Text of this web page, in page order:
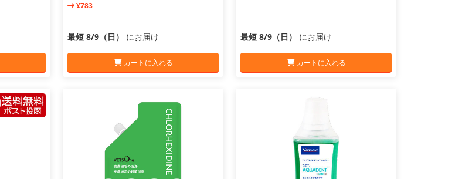
¥783
最短 8/9（日） にお届け
カートに入れる
最短 8/9（日） にお届け
カートに入れる